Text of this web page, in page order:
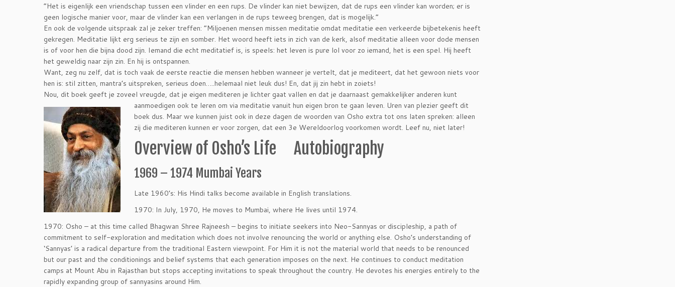
“Het is eigenlijk een vriendschap tussen een vlinder en een rups. De vlinder kan niet bewijzen, dat de rups een vlinder kan worden; er is
geen logische manier voor, maar de vlinder kan een verlangen in de rups teweeg brengen, dat is mogelijk.”
En ook de volgende uitspraak zal je zeker treffen: “Miljoenen mensen missen meditatie omdat meditatie een verkeerde bijbetekenis heeft
gekregen. Meditatie lijkt erg serieus te zijn en somber. Het woord heeft iets in zich van de kerk, alsof meditatie alleen voor dode mensen
is of voor hen die bijna dood zijn. Iemand die echt meditatief is, is speels: het leven is pure lol voor zo iemand, het is een spel. Hij heeft
het geweldig naar zijn zin. En hij is ontspannen.
Want, zeg nu zelf, dat is toch vaak de eerste reactie die mensen hebben wanneer je vertelt, dat je mediteert, dat het gewoon niets voor
hen is: stil zitten, mantra’s uitspreken, serieus doen…..helemaal niet leuk dus! En, dat jij zin hebt in zoiets!
Nou, dit boek geeft je zoveel vreugde, dat je eigen mediteren je lichter gaat vallen en dat je daarnaast gemakkelijker anderen kunt
aanmoedigen ook te leren om via meditatie vanuit hun eigen bron te gaan leven. Uren van plezier geeft dit
boek dus. Maar we kunnen juist ook in deze dagen de woorden van Osho extra tot ons laten spreken: alleen
zij die mediteren kunnen er voor zorgen, dat een 3e Wereldoorlog voorkomen wordt. Leef nu, niet later!
Overview of Osho’s Life Autobiography
1969 – 1974 Mumbai Years
Late 1960’s: His Hindi talks become available in English translations.
1970: In July, 1970, He moves to Mumbai, where He lives until 1974.
1970: Osho – at this time called Bhagwan Shree Rajneesh – begins to initiate seekers into Neo-Sannyas or discipleship, a path of
commitment to self-exploration and meditation which does not involve renouncing the world or anything else. Osho’s understanding of
‘Sannyas’ is a radical departure from the traditional Eastern viewpoint. For Him it is not the material world that needs to be renounced
but our past and the conditionings and belief systems that each generation imposes on the next. He continues to conduct meditation
camps at Mount Abu in Rajasthan but stops accepting invitations to speak throughout the country. He devotes his energies entirely to the
rapidly expanding group of sannyasins around Him.